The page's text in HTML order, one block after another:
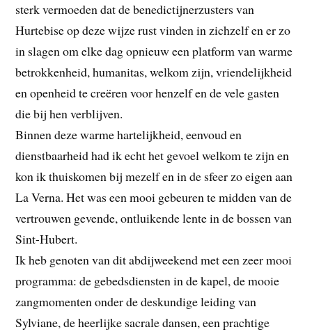
sterk vermoeden dat de benedictijnerzusters van
Hurtebise op deze wijze rust vinden in zichzelf en er zo
in slagen om elke dag opnieuw een platform van warme
betrokkenheid, humanitas, welkom zijn, vriendelijkheid
en openheid te creëren voor henzelf en de vele gasten
die bij hen verblijven.
Binnen deze warme hartelijkheid, eenvoud en
dienstbaarheid had ik echt het gevoel welkom te zijn en
kon ik thuiskomen bij mezelf en in de sfeer zo eigen aan
La Verna. Het was een mooi gebeuren te midden van de
vertrouwen gevende, ontluikende lente in de bossen van
Sint-Hubert.
Ik heb genoten van dit abdijweekend met een zeer mooi
programma: de gebedsdiensten in de kapel, de mooie
zangmomenten onder de deskundige leiding van
Sylviane, de heerlijke sacrale dansen, een prachtige